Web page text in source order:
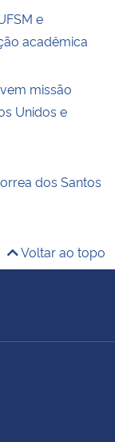
e
acadêmica
missão
Unidos e
dos Santos
Voltar ao topo